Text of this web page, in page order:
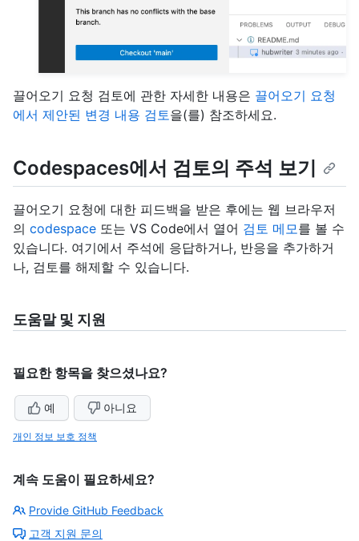
끌어오기 요청 검토에 관한 자세한 내용은 끌어오기 요청
에서 제안된 변경 내용 검토을(를) 참조하세요.
Codespaces에서 검토의 주석 보기
끌어오기 요청에 대한 피드백을 받은 후에는 웹 브라우저
의 codespace 또는 VS Code에서 열어 검토 메모 를 볼 수
있습니다. 여기에서 주석에 응답하거나, 반응을 추가하거
나, 검토를 해제할 수 있습니다.
도움말 및 지원
필요한 항목을 찾으셨나요?
예 아니요
개인 정보 보호 정책
계속 도움이 필요하세요?
Provide GitHub Feedback
고객 지원 문의